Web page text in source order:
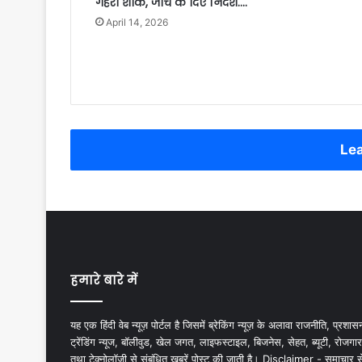
April 14, 2026
हमारे बारे में
यह एक हिंदी वेब न्यूज़ पोर्टल है जिसमें ब्रेकिंग न्यूज़ के अलावा राजनीति,
ट्रेंडिंग न्यूज, बॉलीवुड, खेल जगत, लाइफस्टाइल, बिजनेस, सेहत, ब्यूटी, रोजगार
तथा टेक्नोलॉजी से संबंधित खबरें पोस्ट की जाती है। Disclaimer - समाचार